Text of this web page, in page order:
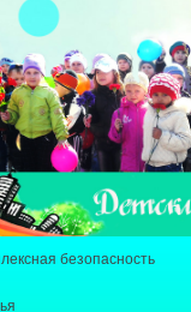
содержимому
содержимому
безопасность